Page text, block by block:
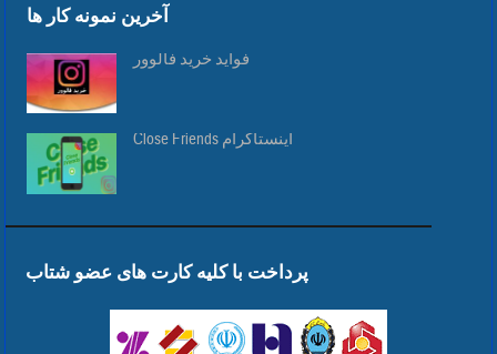
آخرین نمونه کار ها
فواید خرید فالوور
Close Friends اینستاگرام
پرداخت با کلیه کارت های عضو شتاب